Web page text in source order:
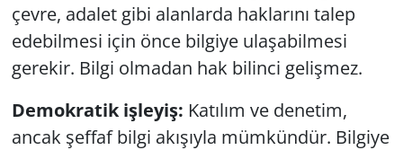
çevre, adalet gibi alanlarda haklarını talep
edebilmesi için önce bilgiye ulaşabilmesi
gerekir. Bilgi olmadan hak bilinci gelişmez.
Demokratik işleyiş: Katılım ve denetim,
ancak şeffaf bilgi akışıyla mümkündür. Bilgiye